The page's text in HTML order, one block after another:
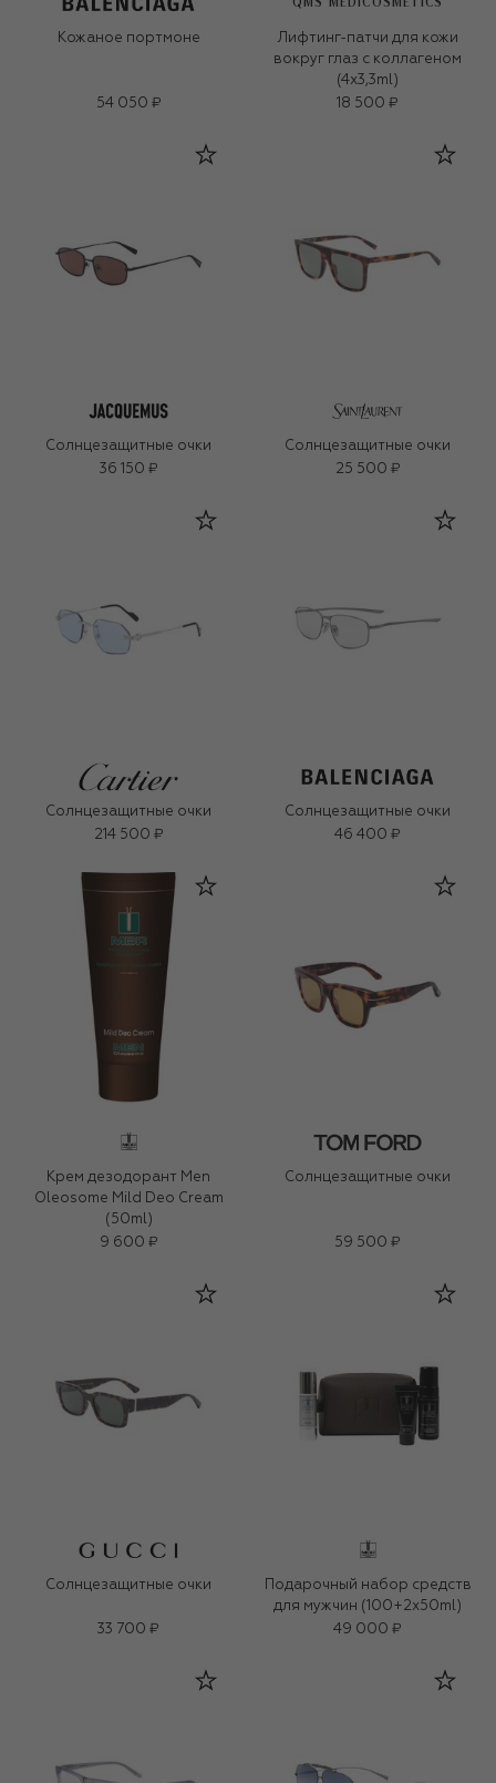
Кожаное портмоне
54 050 ₽
QMS MEDICOSMETICS
Лифтинг-патчи для кожи
вокруг глаз с коллагеном
(4x3,3ml)
18 500 ₽
Солнцезащитные очки
36 150 ₽
Солнцезащитные очки
25 500 ₽
Солнцезащитные очки
214 500 ₽
Солнцезащитные очки
46 400 ₽
Крем дезодорант Men
Oleosome Mild Deo Cream
(50ml)
9 600 ₽
Солнцезащитные очки
59 500 ₽
Солнцезащитные очки
33 700 ₽
Подарочный набор средств
для мужчин (100+2x50ml)
49 000 ₽